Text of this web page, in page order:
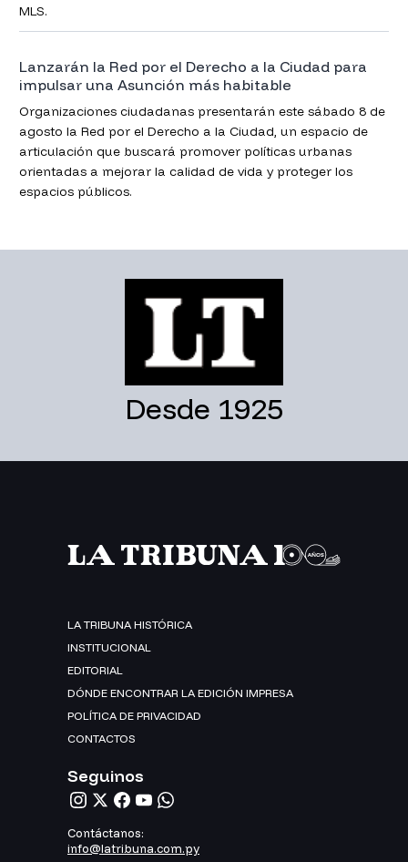
MLS.
Lanzarán la Red por el Derecho a la Ciudad para
impulsar una Asunción más habitable
Organizaciones ciudadanas presentarán este sábado 8 de
agosto la Red por el Derecho a la Ciudad, un espacio de
articulación que buscará promover políticas urbanas
orientadas a mejorar la calidad de vida y proteger los
espacios públicos.
Desde 1925
LA TRIBUNA HISTÓRICA
INSTITUCIONAL
EDITORIAL
DÓNDE ENCONTRAR LA EDICIÓN IMPRESA
POLÍTICA DE PRIVACIDAD
CONTACTOS
Seguinos
Contáctanos:
info@latribuna.com.py